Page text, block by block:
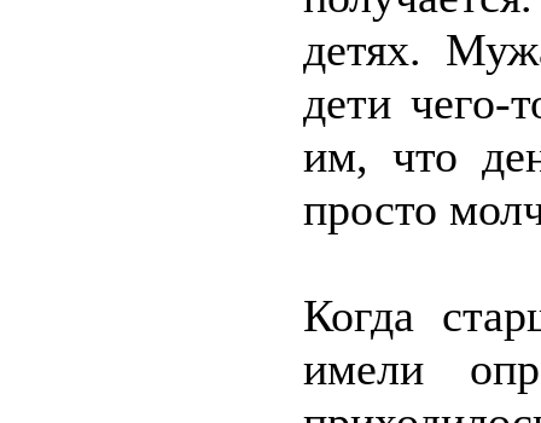
детях.
дети чего-
им, что
просто
Когда
имели